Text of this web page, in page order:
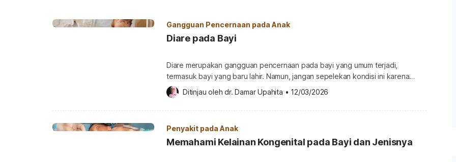
Gangguan Pencernaan pada Anak
Diare pada Bayi
Diare merupakan gangguan pencernaan pada bayi yang umum terjadi,
termasuk bayi yang baru lahir. Namun, jangan sepelekan kondisi ini karena
pada bayi di usia dini, risiko komplikasi diare mungkin lebih tinggi dan dapat
berakibat fatal. Maka dari itu, orangtua perlu mengetahui penjelasan lengkap
serta cara mengatasi mencret atau diare pada bayi seperti di bawah ini. Apa
Ditinjau oleh dr. Damar Upahita • 12/03/2026
Penyakit pada Anak
Memahami Kelainan Kongenital pada Bayi dan Jenisnya